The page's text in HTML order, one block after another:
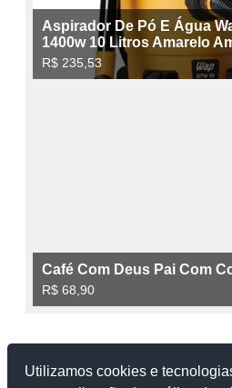
Utilizamos cookies e
Contato:facebook.com/